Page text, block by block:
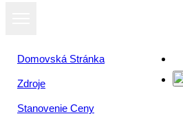
Domovská Stránka
Zdroje
Stanovenie Ceny